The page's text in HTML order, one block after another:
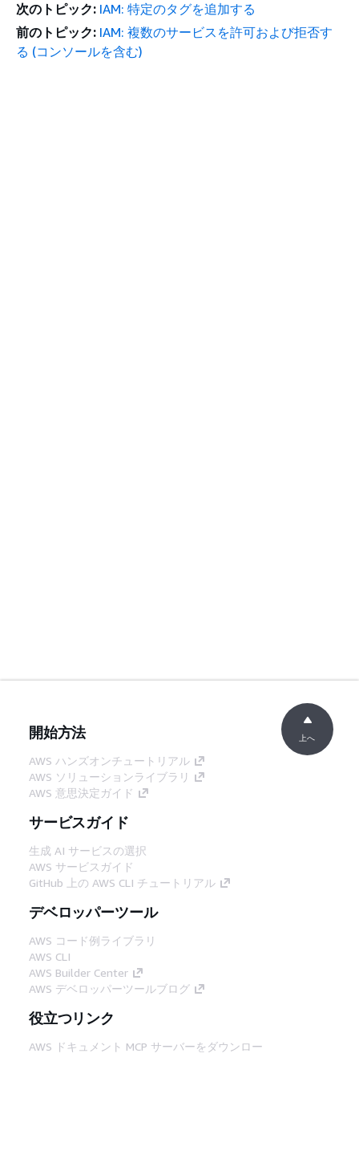
次のトピック: IAM: 特定のタグを追加する
前のトピック: IAM: 複数のサービスを許可および拒否す
る (コンソールを含む)
開始方法
AWS ハンズオンチュートリアル
AWS ソリューションライブラリ
AWS 意思決定ガイド
サービスガイド
生成 AI サービスの選択
AWS サービスガイド
GitHub 上の AWS CLI チュートリアル
デベロッパーツール
AWS コード例ライブラリ
AWS CLI
AWS Builder Center
AWS デベロッパーツールブログ
役立つリンク
AWS ドキュメント MCP サーバーをダウンロー
上へ